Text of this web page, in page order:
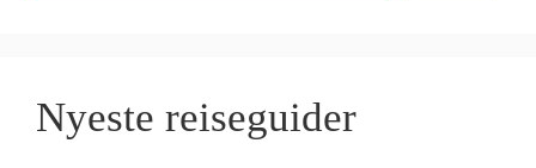
Nyeste reiseguider